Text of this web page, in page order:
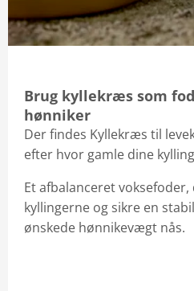
Brug kyllekræs som
hønniker
Der findes Kyllekræs til
efter hvor gamle dine
Et afbalanceret
kyllingerne og sikre en
ønskede hønnikevægt nås.
Den Gode Levering
Find afdeling
Produktspecialister
Se Fødevarestyrelsens smiley-